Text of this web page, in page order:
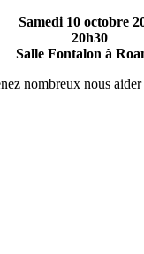
Samedi 10 octobre
20h30
Salle Fontalon à
nombreux nous